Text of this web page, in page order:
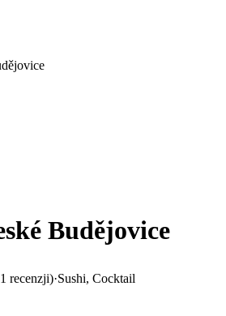
Budějovice
recenzji)·Sushi, Cocktail